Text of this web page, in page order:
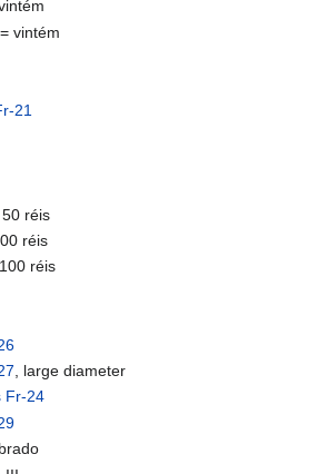
= vintém
21
réis
réis
réis
, large diameter
Fr-24